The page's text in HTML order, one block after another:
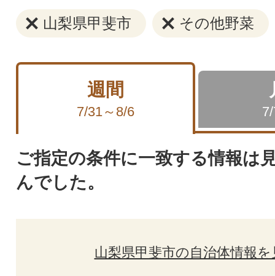
山梨県甲斐市 その他野菜
週間
7/31～8/6
ご指定の条件に一致する情報は
んでした。
山梨県甲斐市の自治体情報を